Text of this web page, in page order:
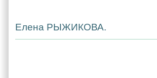
Елена РЫЖИКОВА.